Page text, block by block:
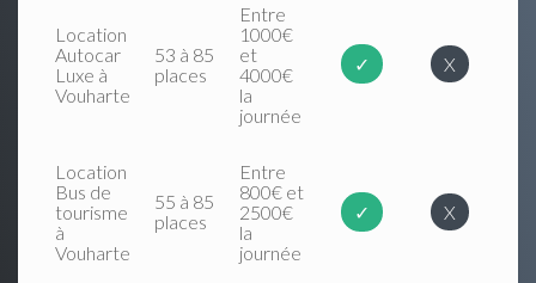
Location
Autocar
Luxe à
Vouharte
53 à 85
places
Entre
1000€
et
4000€
la
journée
✓ X
Location
Bus de
tourisme
à
Vouharte
55 à 85
places
Entre
800€ et
2500€
la
journée
✓ X